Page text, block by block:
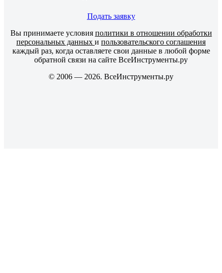
Подать заявку
Вы принимаете условия политики в отношении обработки
персональных данных и пользовательского соглашения
каждый раз, когда оставляете свои данные в любой форме
обратной связи на сайте ВсеИнструменты.ру
© 2006 — 2026. ВсеИнструменты.ру